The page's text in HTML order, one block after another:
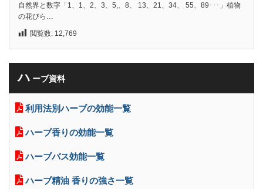
自然界と数字「1、1、2、3、5,、8、 13、21、34、 55、89･･･」植物
の花びら…
閲覧数: 12,769
ハ ーブ資料
利用法別ハーブの効能一覧
ハーブ香りの効能一覧
ハーブバス効能一覧
ハーブ精油 香りの強さ一覧